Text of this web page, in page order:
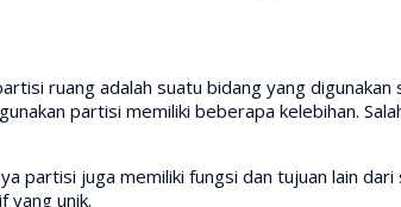
ruang adalah suatu bidang yang
partisi memiliki beberapa kelebihan.
partisi juga memiliki fungsi dan tujuan lain
yang unik.